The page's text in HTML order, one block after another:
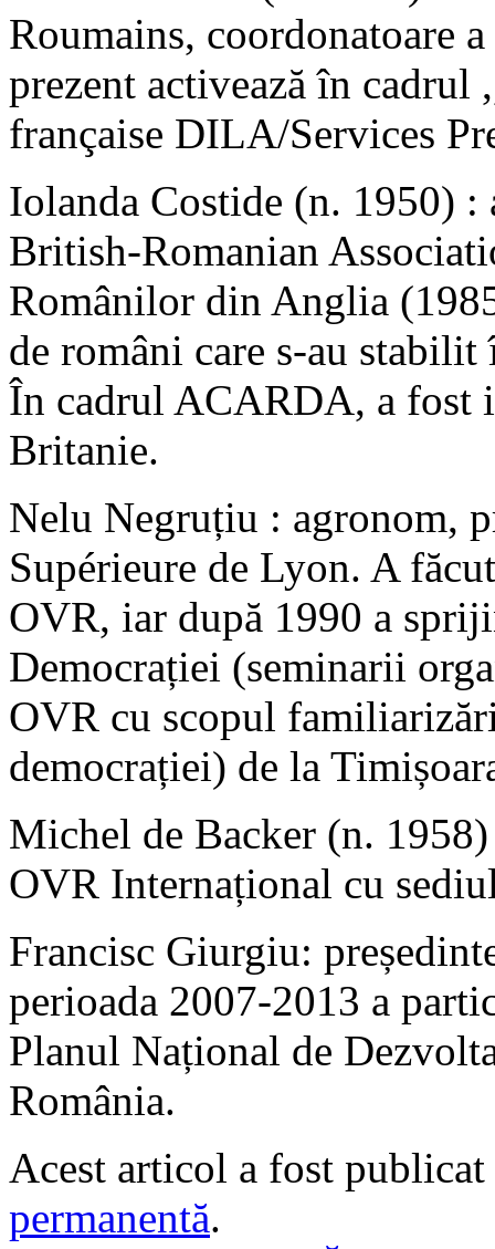
Roumains, coordonatoare
prezent activează în
française DILA/Services
Iolanda Costide (n. 1950) :
British-Romanian
Românilor din Anglia
de români care s-au
În cadrul ACARDA, a fost
Britanie.
Nelu Negruțiu : agronom,
Supérieure de Lyon. A
OVR, iar după 1990 a
Democrației (seminarii
OVR cu scopul
democrației) de la
Michel de Backer (n.
OVR Internațional cu
Francisc Giurgiu:
perioada 2007-2013 a
Planul Național de
România.
Acest articol a fost
permanentă.